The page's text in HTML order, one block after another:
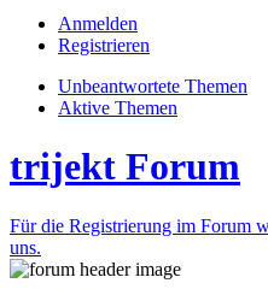
Anmelden
Registrieren
Unbeantwortete Themen
Aktive Themen
trijekt Forum
Für die Registrierung im Forum
uns.